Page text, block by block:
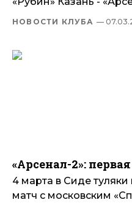
НОВОСТИ КЛУБА —
«Арсенал-2»:
4 марта в Сиде
матч с московским